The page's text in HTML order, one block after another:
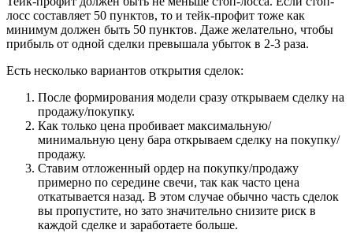
лосс составляет 50 пунктов, то и тейк-профит тоже как
минимум должен быть 50 пунктов. Даже желательно, чтобы
прибыль от одной сделки превышала убыток в 2-3 раза.
Есть несколько вариантов открытия сделок:
После формирования модели сразу открываем сделку на
продажу/покупку.
Как только цена пробивает максимальную/
минимальную цену бара открываем сделку на покупку/
продажу.
Ставим отложенный ордер на покупку/продажу
примерно по середине свечи, так как часто цена
откатывается назад. В этом случае обычно часть сделок
вы пропустите, но зато значительно снизите риск в
каждой сделке и заработаете больше.